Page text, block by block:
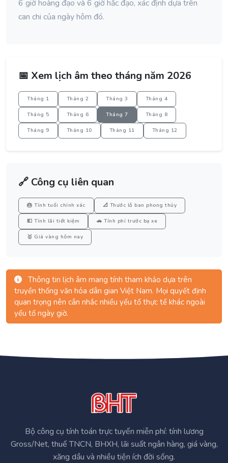
6 giờ hoàng đạo và 6 giờ hắc đạo, xác định dựa trên
can chi của ngày hôm đó.
📅 Xem lịch âm theo tháng năm 2026
Tháng 1 Tháng 2 Tháng 3 Tháng 4
Tháng 5 Tháng 6 Tháng 7 Tháng 8
Tháng 9 Tháng 10 Tháng 11 Tháng 12
🔗 Công cụ liên quan
🎂 Tính tuổi chính xác 📐 Thước lỗ ban phong thủy
💵 Tính lãi tiết kiệm 🚗 Tính phí trước bạ xe
🥇 Giá vàng hôm nay
Thông tin lịch âm mang tính tham khảo dựa trên
truyền thống văn hóa dân gian Việt Nam. Mọi quyết định
quan trọng nên cân nhắc nhiều yếu tố thực tế khác ngoài
yếu tố ngày giờ.
Bộ công cụ tính toán trực tuyến miễn phí: tính lương
Gross/Net, thuế TNCN, BHXH, lãi suất ngân hàng, giá vàng,
xăng dầu và nhiều tiện ích đời sống.